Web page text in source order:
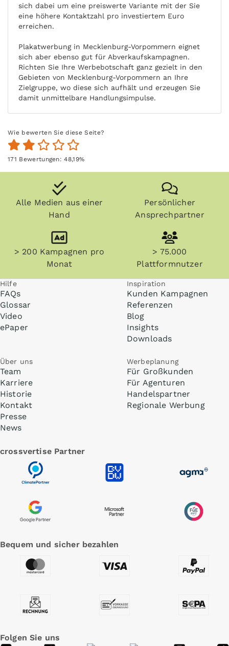
sich dabei um eine preiswerte Variante mit der Sie
eine höhere Kontaktzahl pro investiertem Euro
erreichen.
Plakatwerbung in Mecklenburg-Vorpommern eignet
sich aber ebenso gut für Abverkaufskampagnen.
Richten Sie Ihre Werbebotschaft ganz gezielt in den
Gebieten von Mecklenburg-Vorpommern an Ihre
Zielgruppe, wo diese sich aufhält und erzeugen Sie
damit unmittelbare Handlungsimpulse.
Wie bewerten Sie diese Seite?
171 Bewertungen:48,19%
Alle Medien aus einer
Hand
Persönlicher
Ansprechpartner
> 200 Kampagnen pro
Monat
> 75.000
Plattformnutzer
Hilfe
FAQs
Glossar
Video
ePaper
Inspiration
Kunden Kampagnen
Referenzen
Blog
Insights
Downloads
Über uns
Team
Karriere
Historie
Kontakt
Presse
News
Werbeplanung
Für Großkunden
Für Agenturen
Handelspartner
Regionale Werbung
crossvertise Partner
Bequem und sicher bezahlen
Folgen Sie uns